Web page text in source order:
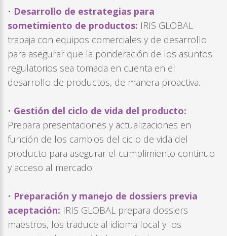
• Desarrollo de estrategias para
sometimiento de productos: IRIS GLOBAL
trabaja con equipos comerciales y de desarrollo
para asegurar que la ponderación de los asuntos
regulatorios sea tomada en cuenta en el
desarrollo de productos, de manera proactiva.
• Gestión del ciclo de vida del producto:
Prepara presentaciones y actualizaciones en
función de los cambios del ciclo de vida del
producto para asegurar el cumplimiento continuo
y acceso al mercado.
• Preparación y manejo de dossiers previa
aceptación: IRIS GLOBAL prepara dossiers
maestros, los traduce al idioma local y los